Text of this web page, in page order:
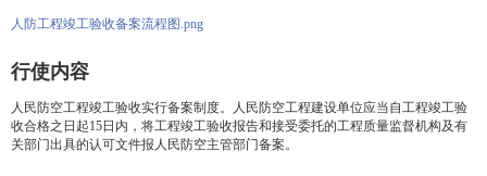
人防工程竣工验收备案流程图.png
行使内容
人民防空工程竣工验收实行备案制度。人民防空工程建设单位应当自工程竣工验
收合格之日起15日内，将工程竣工验收报告和接受委托的工程质量监督机构及有
关部门出具的认可文件报人民防空主管部门备案。